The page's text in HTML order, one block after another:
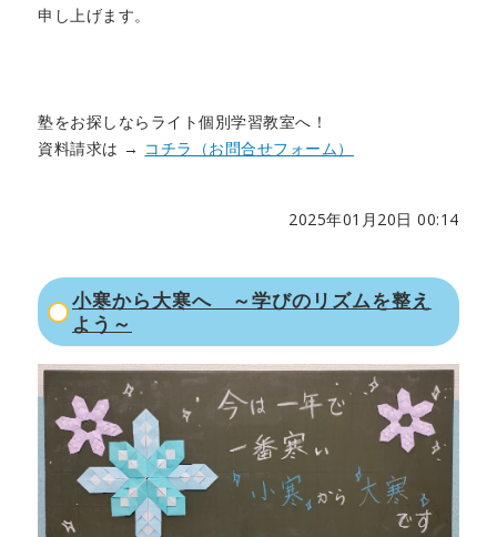
申し上げます。
塾をお探しならライト個別学習教室へ！
資料請求は → コチラ（お問合せフォーム）
2025年01月20日 00:14
小寒から大寒へ ～学びのリズムを整え
よう～